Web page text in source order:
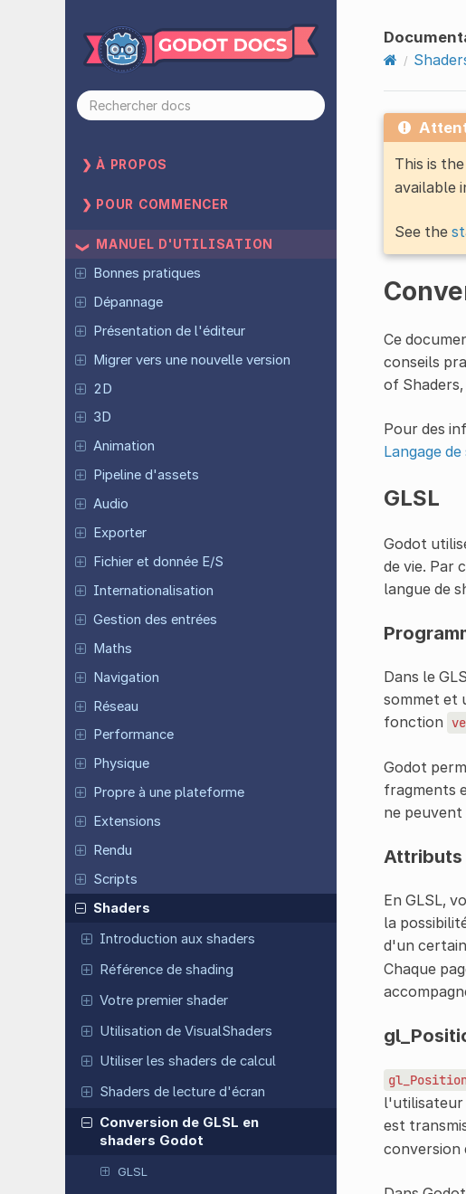
À PROPOS
POUR COMMENCER
MANUEL D'UTILISATION
Bonnes pratiques
Dépannage
Présentation de l'éditeur
Migrer vers une nouvelle version
2D
3D
Animation
Pipeline d'assets
Audio
Exporter
Fichier et donnée E/S
Internationalisation
Gestion des entrées
Maths
Navigation
Réseau
Performance
Physique
Propre à une plateforme
Extensions
Rendu
Scripts
Shaders
Introduction aux shaders
Référence de shading
Votre premier shader
Utilisation de VisualShaders
Utiliser les shaders de calcul
Shaders de lecture d'écran
Conversion de GLSL en
shaders Godot
GLSL
This is the
available
See the
Ce
conseils
of
Pour des
Langage
GLSL
Godot
de vie. Par
langue de
Dans le
sommet et
fonction
Godot
fragments
ne peuvent
Attributs
En GLSL,
la
d'un
Chaque
l'utilisateur
est
conversion